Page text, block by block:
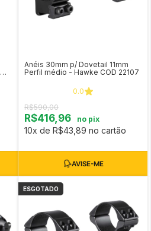
Anéis 30mm p/ Dovetail 11mm
Perfil médio - Hawke COD 22107
0.0
R$590,00
R$416,96 no pix
10x de R$43,89 no cartão
ESGOTADO